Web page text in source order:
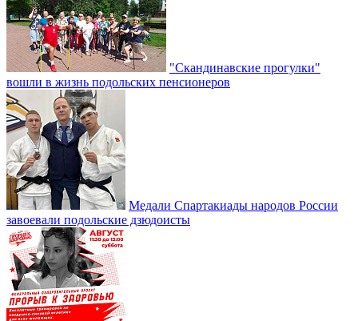
"Скандинавские прогулки"
вошли в жизнь подольских пенсионеров
Медали Спартакиады народов России
завоевали подольские дзюдоисты